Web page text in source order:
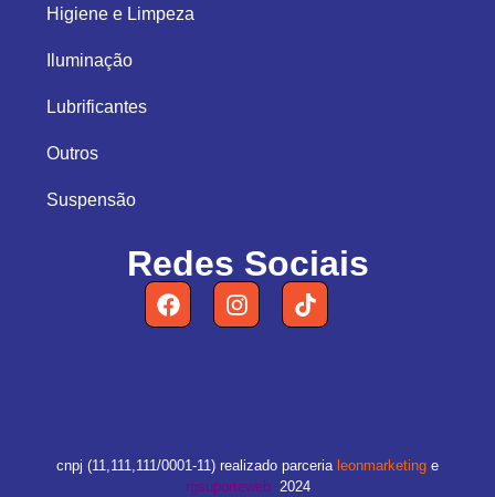
Higiene e Limpeza
Iluminação
Lubrificantes
Outros
Suspensão
Redes Sociais
cnpj (11,111,111/0001-11) realizado parceria leonmarketing e
rgsuporteweb 2024